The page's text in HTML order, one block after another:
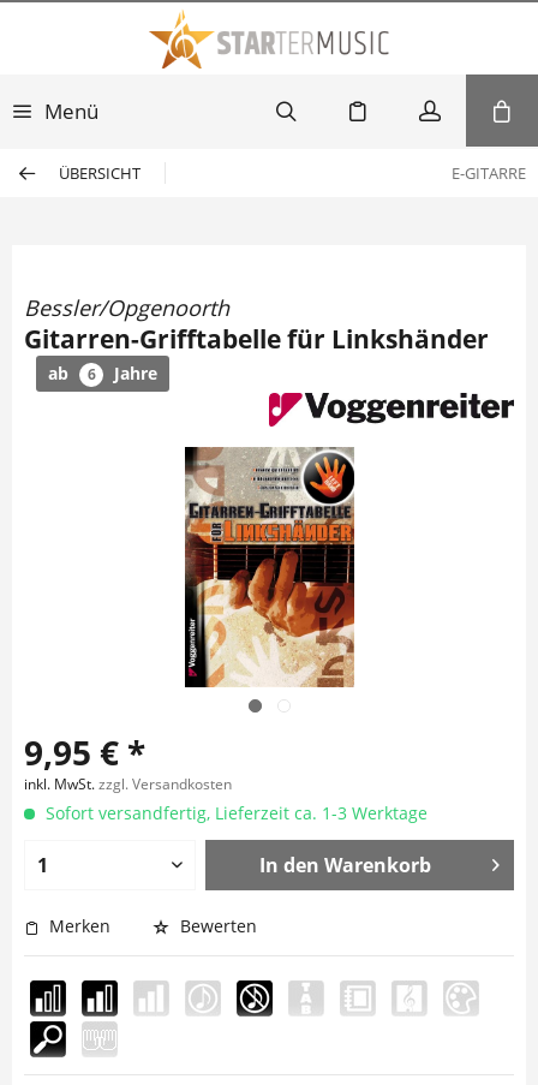
Menü
ÜBERSICHT E-GITARRE
Bessler/Opgenoorth
Gitarren-Grifftabelle für Linkshänder
ab 6 Jahre
9,95 € *
inkl. MwSt.zzgl. Versandkosten
Sofort versandfertig, Lieferzeit ca. 1-3 Werktage
In den Warenkorb
Merken Bewerten